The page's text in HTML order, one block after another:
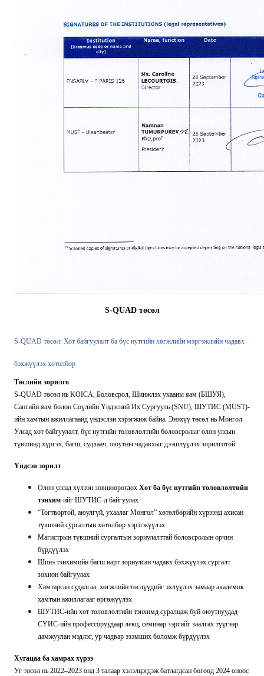
S-QUAD төсөл
S-QUAD төсөл: Хот байгуулалт ба бүс нутгийн хөгжлийн мэргэжлийн чадавх
бэхжүүлэх хөтөлбөр
Төслийн зорилго
S-QUAD төсөл нь KOICA, Боловсрол, Шинжлэх ухааны яам (БШУЯ),
Сангийн яам болон Сөүлийн Үндэсний Их Сургууль (SNU), ШУТИС (MUST)-
ийн хамтын ажиллагаанд үндэслэн хэрэгжиж байна. Энэхүү төсөл нь Монгол
Улсад хот байгуулалт, бүс нутгийн төлөвлөлтийн боловсролыг олон улсын
түвшинд хүргэх, багш, судлаач, оюутны чадавхыг дээшлүүлэх зорилготой.
Үндсэн зорилт
Олон улсад хүлээн зөвшөөрөгдөх Хот ба бүс нутгийн төлөвлөлтийн
тэнхим-ийг ШУТИС-д байгуулах
“Тогтвортой, аюулгүй, ухаалаг Монгол” хөтөлбөрийн хүрээнд ахисан
түвшний сургалтын хөтөлбөр хэрэгжүүлэх
Магистрын түвшний сургалтын зориулалттай боловсролын орчин
бүрдүүлэх
Шинэ тэнхимийн багш нарт зориулсан чадавх бэхжүүлэх сургалт
зохион байгуулах
Хамтарсан судалгаа, хөгжлийн төслүүдийг эхлүүлэх замаар академик
хамтын ажиллагааг өргөжүүлэх
ШУТИС-ийн хот төлөвлөлтийн тэнхимд суралцаж буй оюутнуудад
СҮИС-ийн профессоруудаар лекц, семинар зэргийг заалгах түүгээр
дамжуулан мэдлэг, ур чадвар эзэмших боломж бүрдүүлэх
Хугацаа ба хамрах хүрээ
Уг төсөл нь 2022–2023 онд 3 талаар хэлэлцэгдэж батлагдсан бөгөөд 2024 оноос